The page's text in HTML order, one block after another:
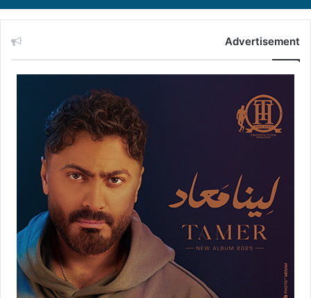
Advertisement